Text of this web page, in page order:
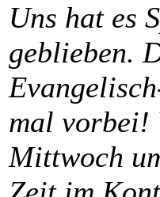
Uns hat es
geblieben.
mal vorbei!
Mittwoch